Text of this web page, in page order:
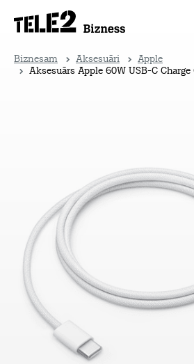
Biznesam Aksesuāri
Apple
Aksesuārs Apple 60W USB-C Charge